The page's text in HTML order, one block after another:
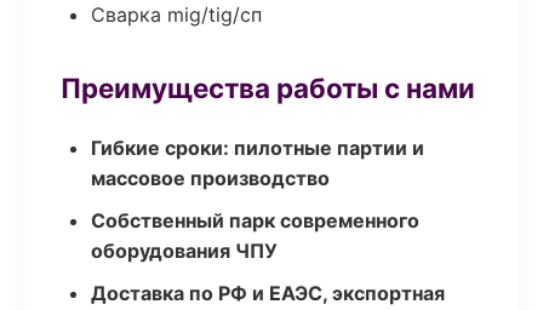
Сварка mig/tig/сп
Преимущества работы с нами
Гибкие сроки: пилотные партии и
массовое производство
Собственный парк современного
оборудования ЧПУ
Доставка по РФ и ЕАЭС, экспортная